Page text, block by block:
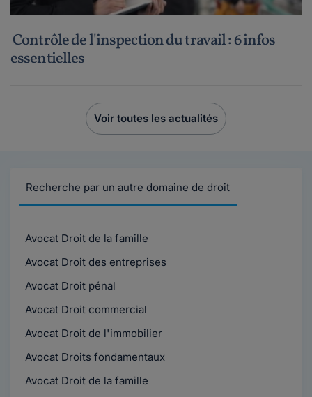
Contrôle de l'inspection du travail : 6 infos
essentielles
Voir toutes les actualités
Recherche par un autre domaine de droit
Avocat Droit de la famille
Avocat Droit des entreprises
Avocat Droit pénal
Avocat Droit commercial
Avocat Droit de l'immobilier
Avocat Droits fondamentaux
Avocat Droit de la famille